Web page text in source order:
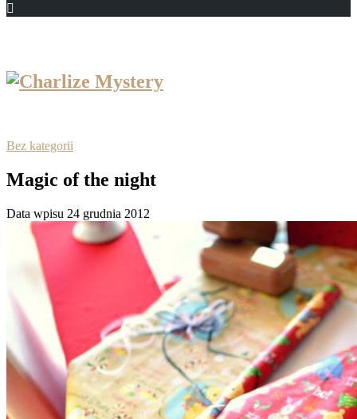
Bez kategorii
Magic of the night
Data wpisu 24 grudnia 2012